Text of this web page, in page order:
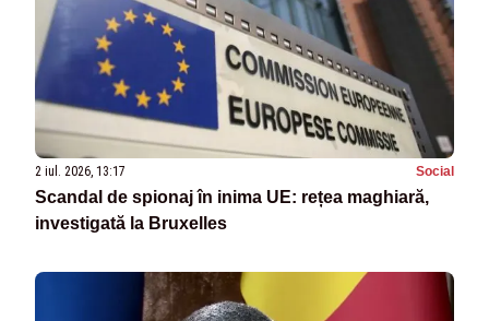
2 iul. 2026, 13:17 Social
Scandal de spionaj în inima UE: rețea maghiară,
investigată la Bruxelles